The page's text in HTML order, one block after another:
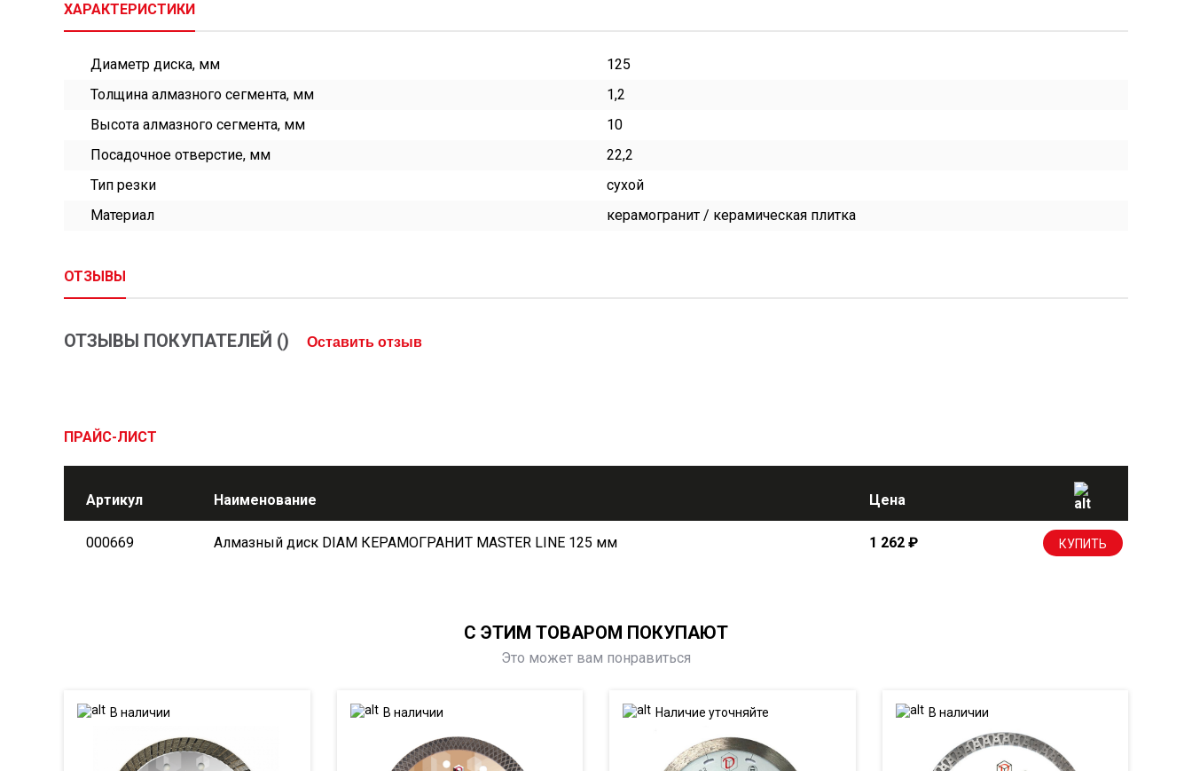
ХАРАКТЕРИСТИКИ
Диаметр диска, мм
125
Толщина алмазного сегмента, мм
1,2
Высота алмазного сегмента, мм
10
Посадочное отверстие, мм
22,2
Тип резки
сухой
Материал
керамогранит / керамическая плитка
ОТЗЫВЫ
ОТЗЫВЫ ПОКУПАТЕЛЕЙ () Оставить отзыв
ПРАЙС-ЛИСТ
Артикул Наименование Цена
000669 Алмазный диск DIAM КЕРАМОГРАНИТ MASTER LINE 125 мм 1 262 ₽ КУПИТЬ
С ЭТИМ ТОВАРОМ ПОКУПАЮТ
Это может вам понравиться
В наличии В наличии Наличие уточняйте В наличии